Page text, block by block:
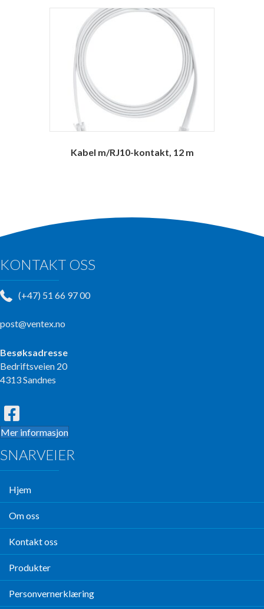
Kabel m/RJ10-kontakt, 12 m
KONTAKT OSS
(+47) 51 66 97 00
post@ventex.no
Besøksadresse
Bedriftsveien 20
4313 Sandnes
Mer informasjon
SNARVEIER
Hjem
Om oss
Kontakt oss
Produkter
Personvernerklæring